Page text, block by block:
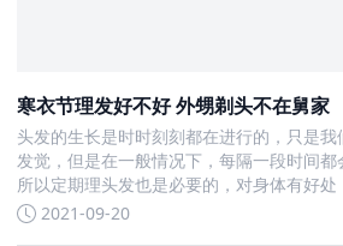
寒衣节理发好不好 外甥剃头不在舅家
头发的生长是时时刻刻都在进行的，只是
发觉，但是在一般情况下，每隔一段时间都
所以定期理头发也是必要的，对身体有好
较特殊2021-09-20